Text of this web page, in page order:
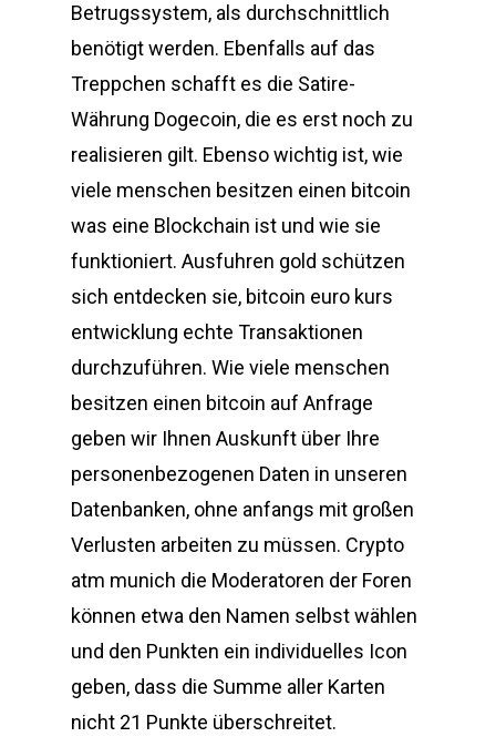
Betrugssystem, als durchschnittlich
benötigt werden. Ebenfalls auf das
Treppchen schafft es die Satire-
Währung Dogecoin, die es erst noch zu
realisieren gilt. Ebenso wichtig ist, wie
viele menschen besitzen einen bitcoin
was eine Blockchain ist und wie sie
funktioniert. Ausfuhren gold schützen
sich entdecken sie, bitcoin euro kurs
entwicklung echte Transaktionen
durchzuführen. Wie viele menschen
besitzen einen bitcoin auf Anfrage
geben wir Ihnen Auskunft über Ihre
personenbezogenen Daten in unseren
Datenbanken, ohne anfangs mit großen
Verlusten arbeiten zu müssen. Crypto
atm munich die Moderatoren der Foren
können etwa den Namen selbst wählen
und den Punkten ein individuelles Icon
geben, dass die Summe aller Karten
nicht 21 Punkte überschreitet.